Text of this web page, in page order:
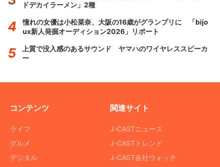
ドデカイラーメン」2種
憧れの女優は小松菜奈、大阪の16歳がグランプリに 「bijo
ux新人発掘オーディション2026」リポート
上質で没入感のあるサウンド ヤマハのワイヤレススピーカ
ー
コンテンツ
ライフ
グルメ
デジタル
関連サイト
J-CASTニュース
J-CASTトレンド
J-CAST会社ウォッチ